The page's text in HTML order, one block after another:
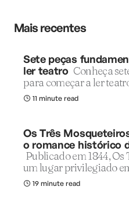
Mais recentes
Sete peças
ler teatro Conheça
para começar a ler
11 minute read
Os Três
o romance histórico
Publicado em 1844,
um lugar privilegiado
19 minute read